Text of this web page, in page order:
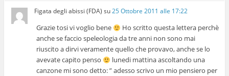
Figata degli abissi (FDA) su25 Ottobre 2011 alle 17:22
Grazie tosi vi voglio bene
Ho scritto questa lettera perchè
anche se faccio speleologia da tre anni non sono mai
riuscito a dirvi veramente quello che provavo, anche se lo
avevate capito penso
lunedi mattina ascoltando una
canzone mi sono detto: ” adesso scrivo un mio pensiero per